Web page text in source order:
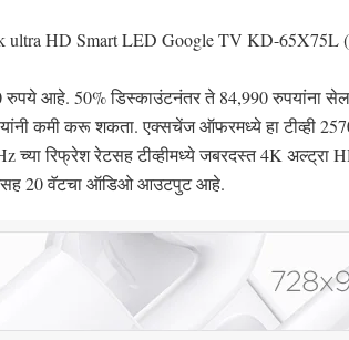
ultra HD Smart LED Google TV KD-65X75L
रुपये आहे. 50% डिस्काउंटनंतर ते 84,990
कमी करू शकता. एक्सचेंज ऑफरमध्ये हा टीव्ही
च्या रिफ्रेश रेटसह टीव्हीमध्ये जबरदस्त 4K अल्ट्रा
20 वॅटचा ऑडिओ आउटपुट आहे.